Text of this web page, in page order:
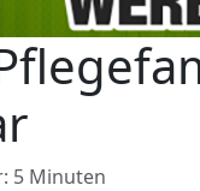
5 Minuten